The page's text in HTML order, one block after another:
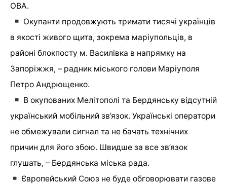
ОВА.
Окупанти продовжують тримати тисячі українців
в якості живого щита, зокрема маріупольців, в
районі блокпосту м. Василівка в напрямку на
Запоріжжя, – радник міського голови Маріуполя
Петро Андрющенко.
В окупованих Мелітополі та Бердянську відсутній
український мобільний зв’язок. Українські оператори
не обмежували сигнал та не бачать технічних
причин для його збою. Швидше за все зв’язок
глушать, – Бердянська міська рада.
Європейський Союз не буде обговорювати газове